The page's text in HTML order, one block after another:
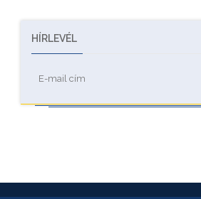
HÍRLEVÉL